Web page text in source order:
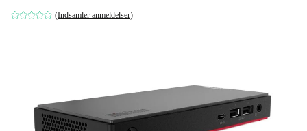
(Indsamler anmeldelser)